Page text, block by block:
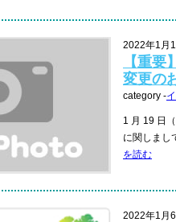
2022年1月
【重
変更の
category -
1 月 19 日
に関しまし
を読む
2022年1月6